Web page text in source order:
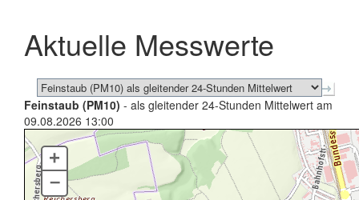
schließen
Aktuelle Messwerte
Feinstaub (PM10) - als gleitender 24-Stunden Mittelwert am
09.08.2026 13:00
+
–